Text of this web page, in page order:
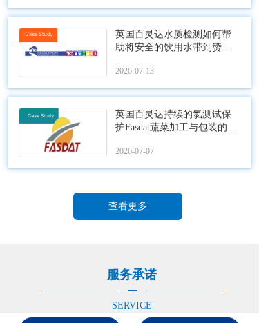
英国百灵达水质检测如何帮
助将安全的饮用水带到赞比
2026-07-13
英国百灵达持续的氯测试保
护Fasdat蔬菜加工与包装的食
2026-07-07
查看更多
服务承诺
SERVICE